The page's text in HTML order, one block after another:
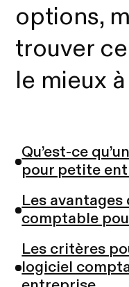
options,
trouver
le mieux
Qu’est-ce
pour petite
Les avantages
comptable
Les critères
logiciel